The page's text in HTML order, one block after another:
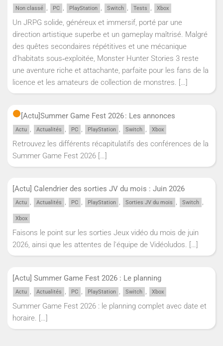
Non classé , PC , PlayStation , Switch , Tests , Xbox
Un JRPG solide, généreux et immersif, porté par une
direction artistique superbe et un gameplay maîtrisé. Malgré
des quêtes secondaires répétitives et une mécanique
d’habitats sous‑exploitée, Monster Hunter Stories 3 reste
une aventure riche et attachante, parfaite pour les fans de la
licence et les amateurs de collection de monstres. […]
[Actu]Summer Game Fest 2026 : Les annonces
Actu , Actualités , PC , PlayStation , Switch , Xbox
Retrouvez les différents récapitulatifs des conférences de la
Summer Game Fest 2026 […]
[Actu] Calendrier des sorties JV du mois : Juin 2026
Actu , Actualités , PC , PlayStation , Sorties JV du mois , Switch ,
Xbox
Faisons le point sur les sorties Jeux vidéo du mois de juin
2026, ainsi que les attentes de l'équipe de Vidéoludos. […]
[Actu] Summer Game Fest 2026 : Le planning
Actu , Actualités , PC , PlayStation , Switch , Xbox
Summer Game Fest 2026 : le planning complet avec date et
horaire. […]